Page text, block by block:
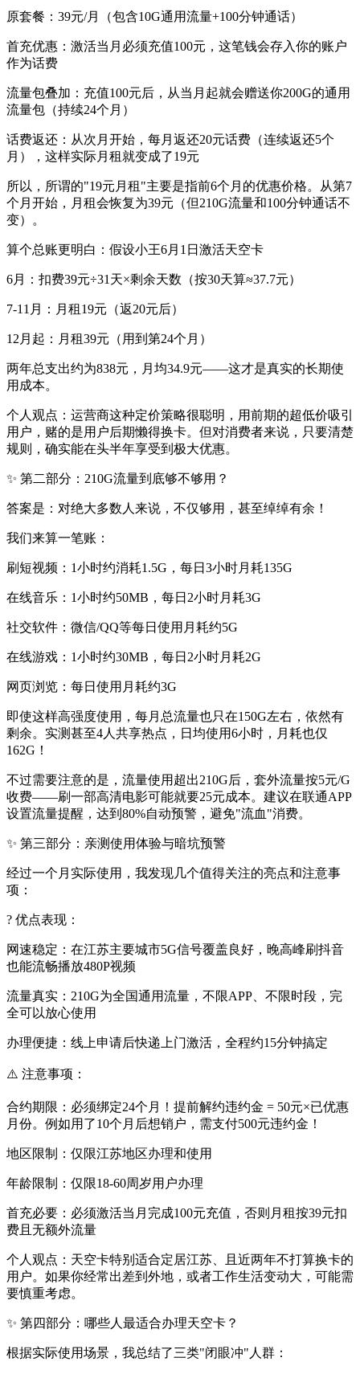
原套餐：39元/月（包含10G通用流量+100分钟通话）
首充优惠：激活当月必须充值100元，这笔钱会存入你的账户
作为话费
流量包叠加：充值100元后，从当月起就会赠送你200G的通用
流量包（持续24个月）
话费返还：从次月开始，每月返还20元话费（连续返还5个
月），这样实际月租就变成了19元
所以，所谓的"19元月租"主要是指前6个月的优惠价格。从第7
个月开始，月租会恢复为39元（但210G流量和100分钟通话不
变）。
算个总账更明白：假设小王6月1日激活天空卡
6月：扣费39元÷31天×剩余天数（按30天算≈37.7元）
7-11月：月租19元（返20元后）
12月起：月租39元（用到第24个月）
两年总支出约为838元，月均34.9元——这才是真实的长期使
用成本。
个人观点：运营商这种定价策略很聪明，用前期的超低价吸引
用户，赌的是用户后期懒得换卡。但对消费者来说，只要清楚
规则，确实能在头半年享受到极大优惠。
✨ 第二部分：210G流量到底够不够用？
答案是：对绝大多数人来说，不仅够用，甚至绰绰有余！
我们来算一笔账：
刷短视频：1小时约消耗1.5G，每日3小时月耗135G
在线音乐：1小时约50MB，每日2小时月耗3G
社交软件：微信/QQ等每日使用月耗约5G
在线游戏：1小时约30MB，每日2小时月耗2G
网页浏览：每日使用月耗约3G
即使这样高强度使用，每月总流量也只在150G左右，依然有
剩余。实测甚至4人共享热点，日均使用6小时，月耗也仅
162G！
不过需要注意的是，流量使用超出210G后，套外流量按5元/G
收费——刷一部高清电影可能就要25元成本。建议在联通APP
设置流量提醒，达到80%自动预警，避免"流血"消费。
✨ 第三部分：亲测使用体验与暗坑预警
经过一个月实际使用，我发现几个值得关注的亮点和注意事
项：
? 优点表现：
网速稳定：在江苏主要城市5G信号覆盖良好，晚高峰刷抖音
也能流畅播放480P视频
流量真实：210G为全国通用流量，不限APP、不限时段，完
全可以放心使用
办理便捷：线上申请后快递上门激活，全程约15分钟搞定
⚠️ 注意事项：
合约期限：必须绑定24个月！提前解约违约金 = 50元×已优惠
月份。例如用了10个月后想销户，需支付500元违约金！
地区限制：仅限江苏地区办理和使用
年龄限制：仅限18-60周岁用户办理
首充必要：必须激活当月完成100元充值，否则月租按39元扣
费且无额外流量
个人观点：天空卡特别适合定居江苏、且近两年不打算换卡的
用户。如果你经常出差到外地，或者工作生活变动大，可能需
要慎重考虑。
✨ 第四部分：哪些人最适合办理天空卡？
根据实际使用场景，我总结了三类"闭眼冲"人群：